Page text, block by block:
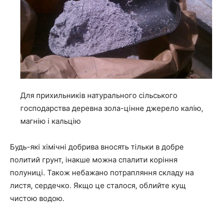
Для прихильників натурального сільського
господарства деревна зола-цінне джерело калію,
магнію і кальцію
Будь-які хімічні добрива вносять тільки в добре
политий грунт, інакше можна спалити коріння
полуниці. Також небажано потрапляння складу на
листя, сердечко. Якщо це сталося, облийте кущ
чистою водою.